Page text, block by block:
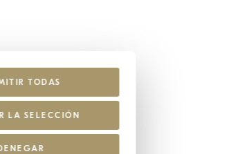
TODAS
LA SELECCIÓN